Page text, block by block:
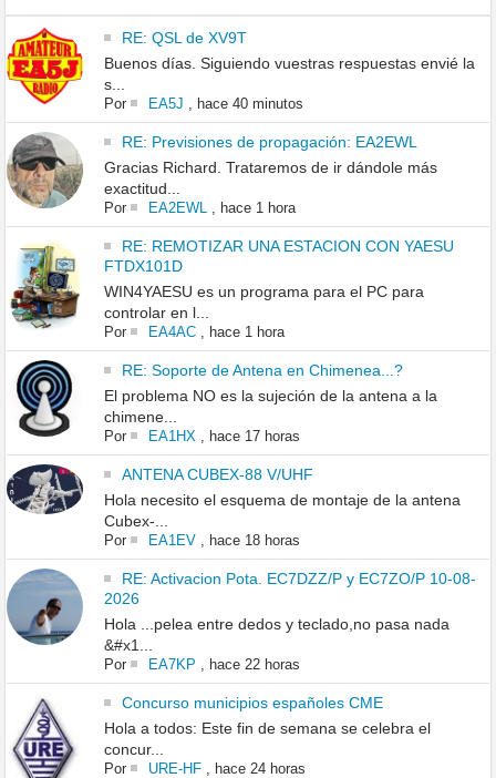
RE: QSL de XV9T
Buenos días. Siguiendo vuestras respuestas envié la
s...
Por EA5J hace 40 minutos
RE: Previsiones de propagación: EA2EWL
Gracias Richard. Trataremos de ir dándole más
exactitud...
Por EA2EWL hace 1 hora
RE: REMOTIZAR UNA ESTACION CON YAESU
FTDX101D
WIN4YAESU es un programa para el PC para
controlar en l...
Por EA4AC, hace 1 hora
RE: Soporte de Antena en Chimenea...?
El problema NO es la sujeción de la antena a la
chimene...
Por EA1HX hace 17 horas
ANTENA CUBEX-88 V/UHF
Hola necesito el esquema de montaje de la antena
Cubex-...
Por EA1EV, hace 18 horas
RE: Activacion Pota. EC7DZZ/P y EC7ZO/P 10-08-
2026
Hola ...pelea entre dedos y teclado,no pasa nada
&#x1...
Por EA7KP hace 22 horas
Concurso municipios españoles CME
Hola a todos: Este fin de semana se celebra el
concur...
Por URE-HF, hace 24 horas